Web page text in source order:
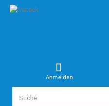
Anmelden